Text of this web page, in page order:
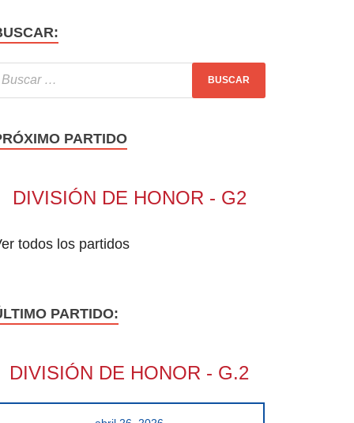
PARTIDO
DIVISIÓN DE HONOR - G2
todos los partidos
PARTIDO:
DIVISIÓN DE HONOR - G.2